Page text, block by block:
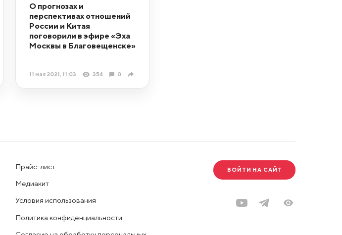
О прогнозах и
перспективах отношений
России и Китая
поговорили в эфире «Эха
Москвы в Благовещенске»
11 мая 2021, 11:03 354 0
Прайс-лист
Медиакит
Условия использования
Политика конфиденциальности
ВОЙТИ НА САЙТ